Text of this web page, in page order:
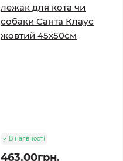
лежак для кота чи
собаки Санта Клаус
жовтий 45х50см
В наявності
463.00грн.